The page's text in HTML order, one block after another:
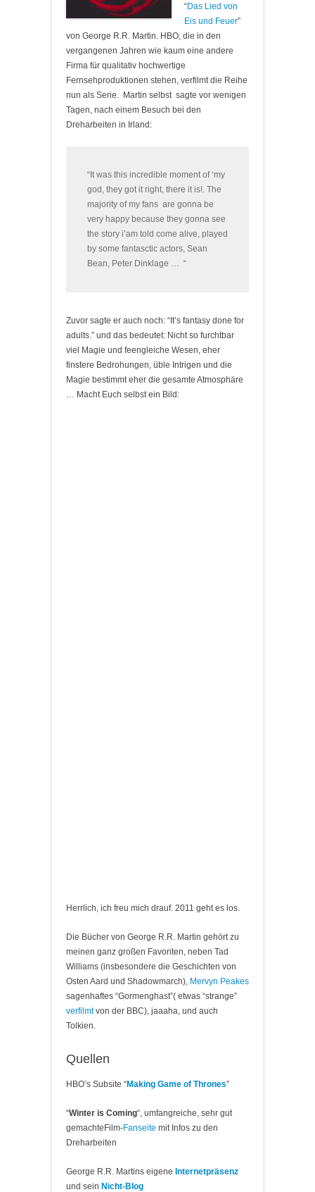
“Das Lied von
Eis und Feuer”
von George R.R. Martin. HBO, die in den
vergangenen Jahren wie kaum eine andere
Firma für qualitativ hochwertige
Fernsehproduktionen stehen, verfilmt die Reihe
nun als Serie. Martin selbst sagte vor wenigen
Tagen, nach einem Besuch bei den
Dreharbeiten in Irland:
“It was this incredible moment of ‘my
god, they got it right, there it is!. The
majority of my fans are gonna be
very happy because they gonna see
the story i’am told come alive, played
by some fantasctic actors, Sean
Bean, Peter Dinklage … “
Zuvor sagte er auch noch: “It’s fantasy done for
adults.” und das bedeutet: Nicht so furchtbar
viel Magie und feengleiche Wesen, eher
finstere Bedrohungen, üble Intrigen und die
Magie bestimmt eher die gesamte Atmosphäre
… Macht Euch selbst ein Bild:
Herrlich, ich freu mich drauf. 2011 geht es los.
Die Bücher von George R.R. Martin gehört zu
meinen ganz großen Favoriten, neben Tad
Williams (insbesondere die Geschichten von
Osten Aard und Shadowmarch), Mervyn Peakes
sagenhaftes “Gormenghast”( etwas “strange”
verfilmtvon der BBC), jaaaha, und auch
Tolkien.
Quellen
HBO’s Subsite “Making Game of Thrones”
“Winter is Coming“, umfangreiche, sehr gut
gemachteFilm-Fanseite mit Infos zu den
Dreharbeiten
George R.R. Martins eigene Internetpräsenz
und sein Nicht-Blog